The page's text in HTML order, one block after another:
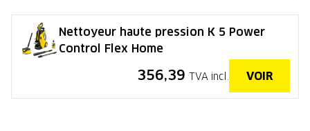
Nettoyeur haute pression K 5 Power
Control Flex Home
356,39 TVA incl. VOIR